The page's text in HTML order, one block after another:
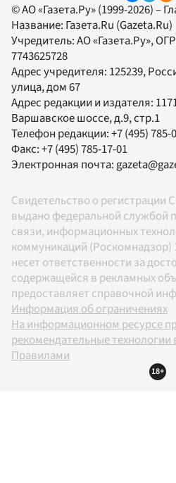
© АО «Газета.Ру» (1999-2026) –
Название: Газета.Ru (Gazeta.Ru)
Учредитель:АО «Газета.Ру»,
7743625728
Адрес учредителя: 125239,
улица, дом 67
Адрес редакции и издателя:
Варшавское шоссе, д.9, стр.1
Телефон редакции:+7 (495) 785-
Факс:+7 (495) 785-17-01
Электронная почта:
Свидетельство о
выдано федеральной службой
связи, информационных
коммуникаций (Роскомнадзор)
несет ответственности за
содержащейся в рекламных
предоставляет справочной
Информация об ограничениях
На информационном ресурсе
рекомендательные технологии
Правилами
18+